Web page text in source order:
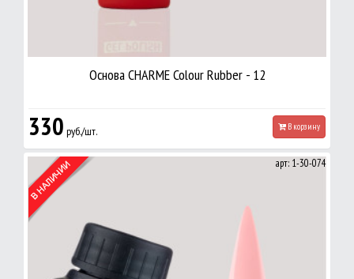
Основа CHARME Colour Rubber - 12
330 руб./шт. В корзину
арт: 1-30-074